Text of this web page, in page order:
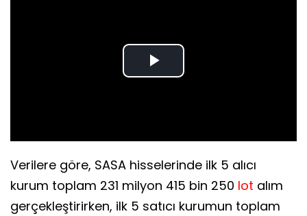
Play
Verilere göre, SASA hisselerinde ilk 5 alıcı
kurum toplam 231 milyon 415 bin 250 lot alım
gerçekleştirirken, ilk 5 satıcı kurumun toplam